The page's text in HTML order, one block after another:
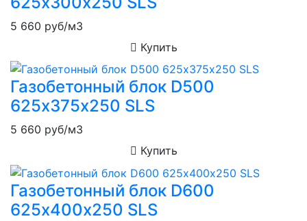
5 660 руб/м3
Купить
Газобетонный блок D500
625х375х250 SLS
5 660 руб/м3
Купить
Газобетонный блок D600
625х400х250 SLS